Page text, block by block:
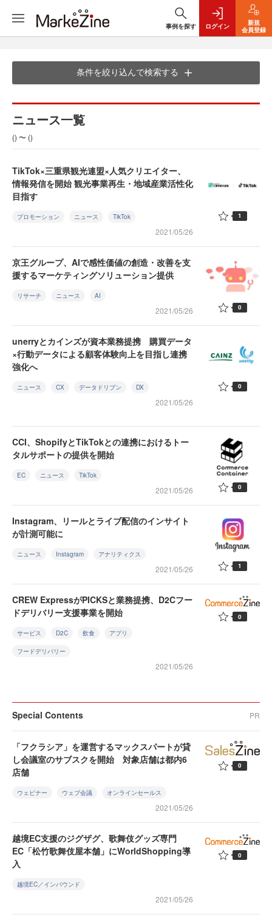
事例を探す ログイン
新規
会員登録
条件を絞り込んで検索する
ニュース一覧
() 〜 ()
TikTok×三重県観光連盟×人気クリエイター、
情報発信を開始 観光事業再生・地域産業活性化
目指す
プロモーション ニュース TikTok
2021/05/26
1
京王グループ、AIで感性価値の創造・改善を支
援するマーケティングソリューション提供
リサーチ ニュース AI
2021/05/26 0
unerryとカインズが資本業務提携 購買データ
×行動データによる顧客体験向上を目指し連携
強化へ
ニュース CX データドリブン DX
2021/05/26
0
CCI、ShopifyとTikTokとの連携におけるトー
タルサポートの提供を開始
EC ニュース TikTok
2021/05/26 0
Instagram、リールとライブ配信のインサイト
が計測可能に
ニュース Instagram アナリティクス
2021/05/26 1
CREW ExpressがPICKSと業務提携、D2Cフー
ドデリバリー支援事業を開始
サービス D2C 飲食 アプリ
フードデリバリー
2021/05/26
0
Special Contents PR
「フクラシア」を運営するマックスパートが貸
し会議室のサブスクを開始 対象店舗は都内6
店舗
ウェビナー ウェブ会議 オンラインセールス
2021/05/26
0
越境EC支援のジグザグ、歌舞伎グッズ専門
EC「松竹歌舞伎屋本舗」にWorldShopping導
入
越境EC／インバウンド
2021/05/26
0